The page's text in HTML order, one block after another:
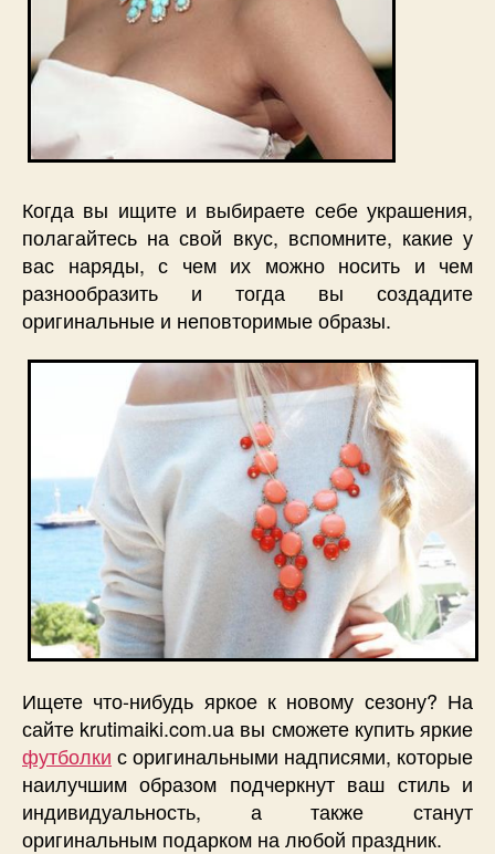
Когда вы ищите и выбираете себе украшения,
полагайтесь на свой вкус, вспомните, какие у
вас наряды, с чем их можно носить и чем
разнообразить и тогда вы создадите
оригинальные и неповторимые образы.
Ищете что-нибудь яркое к новому сезону? На
сайте krutimaiki.com.ua вы сможете купить яркие
футболки с оригинальными надписями, которые
наилучшим образом подчеркнут ваш стиль и
индивидуальность, а также станут
оригинальным подарком на любой праздник.